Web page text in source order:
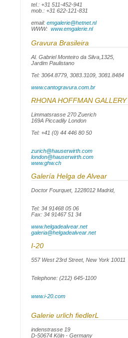
tel.: +31 511-452-941
mob.: +31 622-121-831
email: emgalerie@hetnet.nl
WWW: www.emgalerie.nl
Gravura Brasileira
Al. Gabriel Monteiro da Silva,1325,
Jardim Paulistano
Tel: 3064.8779, 3083.3109, 3081.8484
www.cantogravura.com.br
RHONA HOFFMAN GALLERY
Limmatsrasse 270 Zuerich
169A Piccadily London
Tel: +41 (0) 44 446 80 50
zurich@hauserwirth.com
london@hauserwirth.com
www.ghw.ch
Galería Helga de Alvear
Doctor Fourquet, 1228012 Madrid,
Tel: 34 91468 05 06
Fax: 34 91467 51 34
www.helgadealvear.net
galeria@helgadealvear.net
I-20
557 West 23rd Street, New York 10011
Telephone: (212) 645-1100
www.i-20.com
Galerie urlich fiedlerL
indenstrasse 19
D-50674 Köln - Germany